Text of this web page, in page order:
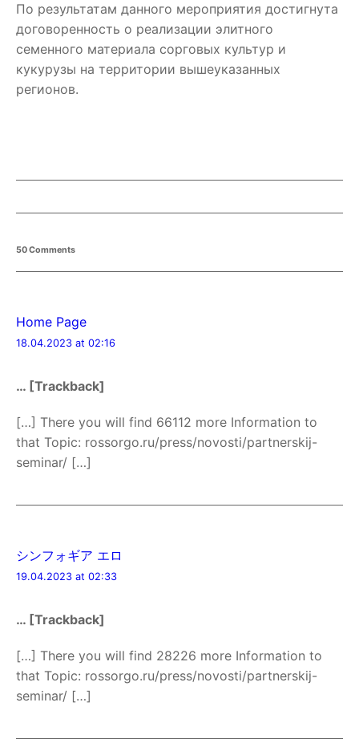
По результатам данного мероприятия достигнута
договоренность о реализации элитного
семенного материала сорговых культур и
кукурузы на территории вышеуказанных
регионов.
50 Comments
Home Page
18.04.2023 at 02:16
… [Trackback]
[…] There you will find 66112 more Information to
that Topic: rossorgo.ru/press/novosti/partnerskij-
seminar/ […]
シンフォギア エロ
19.04.2023 at 02:33
… [Trackback]
[…] There you will find 28226 more Information to
that Topic: rossorgo.ru/press/novosti/partnerskij-
seminar/ […]